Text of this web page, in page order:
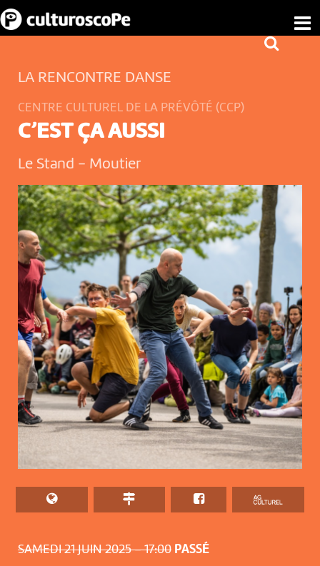
SAMEDI 21 JUIN 2025 – 17:00 PASSÉ
LA RENCONTRE DANSE
CENTRE CULTUREL DE LA PRÉVÔTÉ (CCP)
C’EST ÇA AUSSI
Le Stand - Moutier